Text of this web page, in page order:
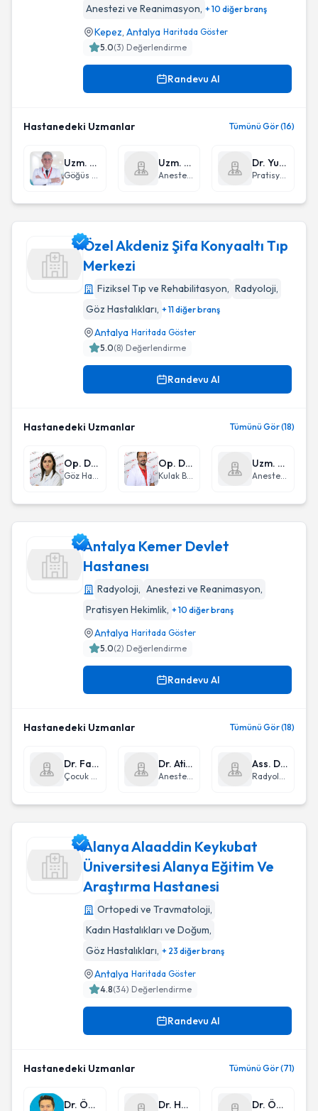
Anestezi ve Reanimasyon, + 10 diğer branş
Kepez, Antalya Haritada Göster
5.0(3) Değerlendirme
Randevu Al
Hastanedeki Uzmanlar Tümünü Gör (16)
Uzm. Dr. Serdar Güner
Göğüs Hastalıkları
Uzm. Dr. Özsan Özgürel
Anestezi ve Reanimasyon
Dr. Yusuf Adıyaman
Pratisyen Hekimlik
Özel Akdeniz Şifa Konyaaltı Tıp
Merkezi
Fiziksel Tıp ve Rehabilitasyon, Radyoloji,
Göz Hastalıkları, + 11 diğer branş
Antalya Haritada Göster
5.0(8) Değerlendirme
Randevu Al
Hastanedeki Uzmanlar Tümünü Gör (18)
Op. Dr. Nilüfer İlhan
Göz Hastalıkları
Op. Dr. Aziz Doğru
Kulak Burun Boğaz hastalıkları - KBB
Uzm. Dr. Özsan Özgürel
Anestezi ve Reanimasyon
Antalya Kemer Devlet
Hastanesı
Radyoloji, Anestezi ve Reanimasyon,
Pratisyen Hekimlik, + 10 diğer branş
Antalya Haritada Göster
5.0(2) Değerlendirme
Randevu Al
Hastanedeki Uzmanlar Tümünü Gör (18)
Dr. Fatma Erengün Çelikhatipoğlu
Çocuk Sağlığı ve Hastalıkları
Dr. Atilla Kamaz
Anestezi ve Reanimasyon
Ass. Dr. Mahmut Gazi Yılmaz
Radyoloji
Alanya Alaaddin Keykubat
Üniversitesi Alanya Eğitim Ve
Araştırma Hastanesi
Ortopedi ve Travmatoloji,
Kadın Hastalıkları ve Doğum,
Göz Hastalıkları, + 23 diğer branş
Antalya Haritada Göster
4.8(34) Değerlendirme
Randevu Al
Hastanedeki Uzmanlar Tümünü Gör (71)
Dr. Öğr. Üyesi Serkan Şengül Dr. Hakan Şengül Dr. Ömer Faruk Güneş